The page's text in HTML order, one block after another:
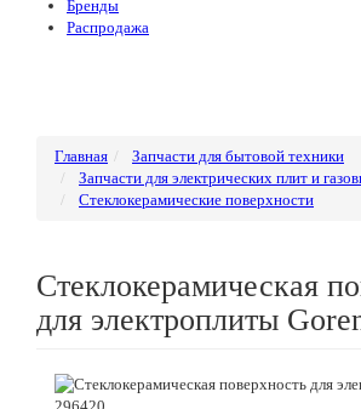
Бренды
Распродажа
Главная
Запчасти для бытовой техники
Запчасти для электрических плит и
Стеклокерамические поверхности
Стеклокерамическая
для электроплиты